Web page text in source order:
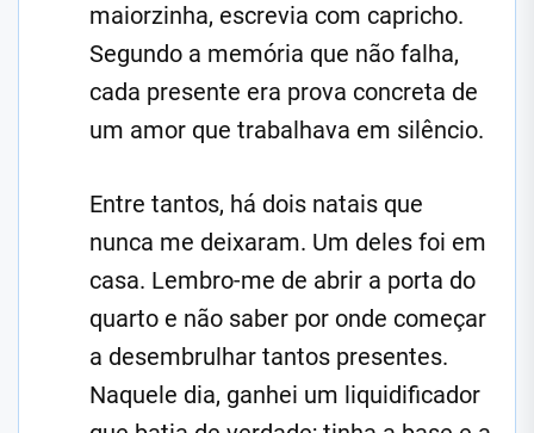
maiorzinha, escrevia com capricho.
Segundo a memória que não falha,
cada presente era prova concreta de
um amor que trabalhava em silêncio.
Entre tantos, há dois natais que
nunca me deixaram. Um deles foi em
casa. Lembro-me de abrir a porta do
quarto e não saber por onde começar
a desembrulhar tantos presentes.
Naquele dia, ganhei um liquidificador